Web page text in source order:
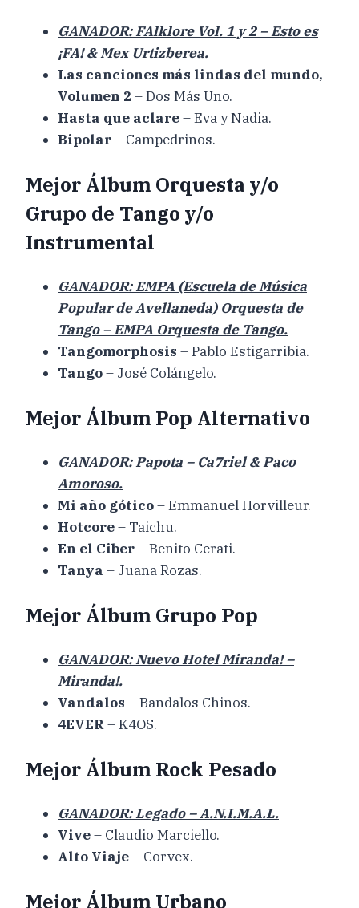
GANADOR: FAlklore Vol. 1 y 2 – Esto es
¡FA! & Mex Urtizberea.
Las canciones más lindas del mundo,
Volumen 2 – Dos Más Uno.
Hasta que aclare– Eva y Nadia.
Bipolar– Campedrinos.
Mejor Álbum Orquesta y/o
Grupo de Tango y/o
Instrumental
GANADOR: EMPA (Escuela de Música
Popular de Avellaneda) Orquesta de
Tango – EMPA Orquesta de Tango.
Tangomorphosis – Pablo Estigarribia.
Tango– José Colángelo.
Mejor Álbum Pop Alternativo
GANADOR: Papota – Ca7riel & Paco
Amoroso.
Mi año gótico– Emmanuel Horvilleur.
Hotcore– Taichu.
En el Ciber– Benito Cerati.
Tanya – Juana Rozas.
Mejor Álbum Grupo Pop
GANADOR: Nuevo Hotel Miranda! –
Miranda!.
Vandalos – Bandalos Chinos.
4EVER– K4OS.
Mejor Álbum Rock Pesado
GANADOR: Legado – A.N.I.M.A.L.
Vive– Claudio Marciello.
Alto Viaje– Corvex.
Mejor Álbum Urbano